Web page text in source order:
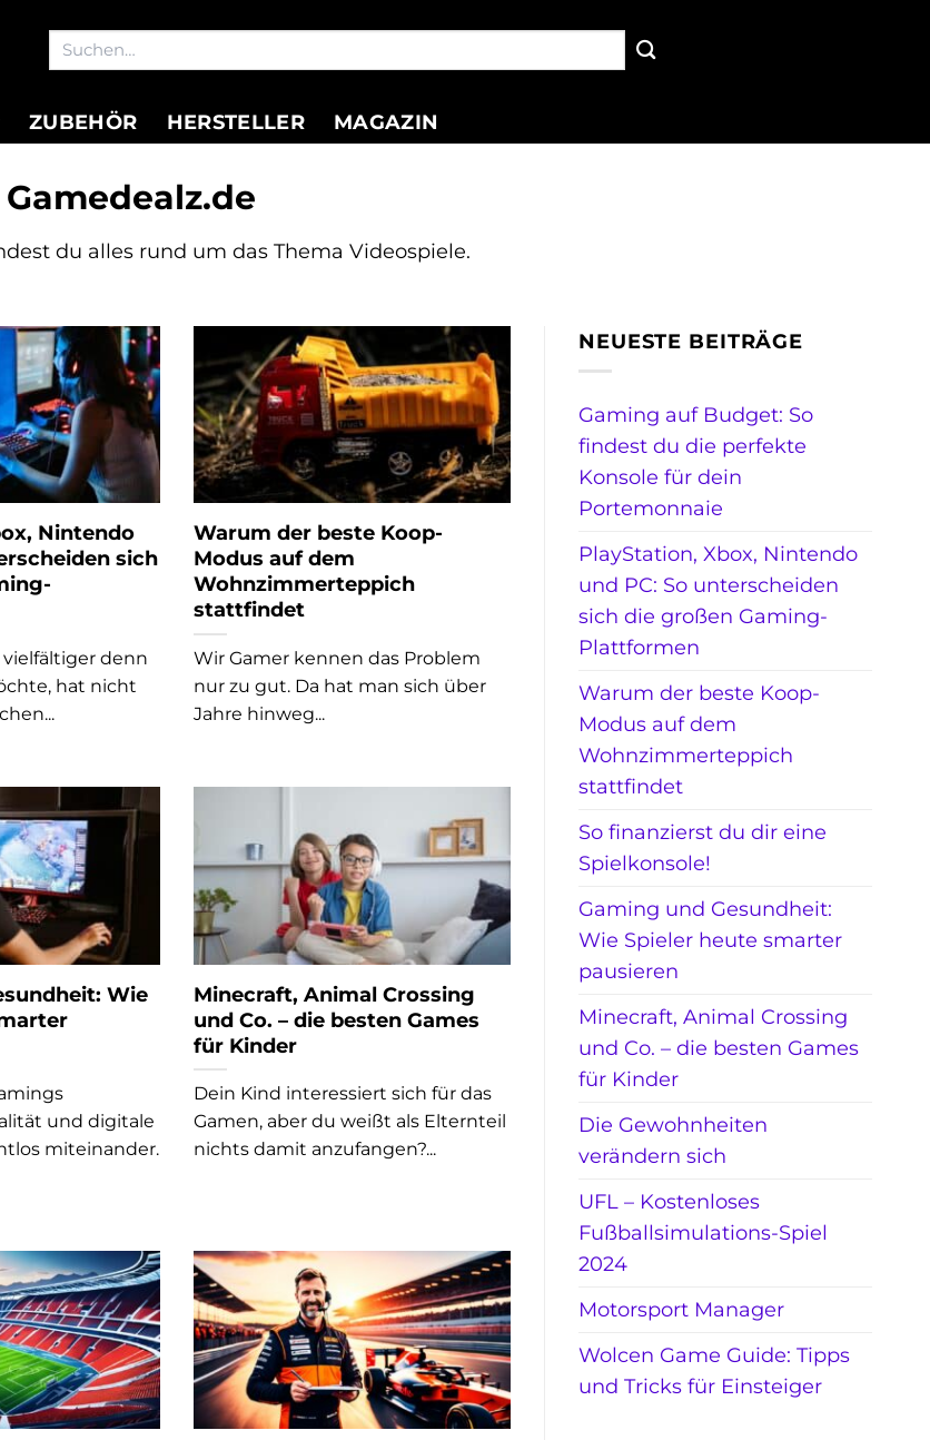
Suchen
ZUBEHÖR HERSTELLER MAGAZIN
du alles rund um das Thema Videospiele.
Nintendo
sich
denn
hat nicht
Warum der beste Koop-
Modus auf dem
Wohnzimmerteppich
stattfindet
Wir Gamer kennen das Problem
nur zu gut. Da hat man sich über
Jahre hinweg...
Wie
und digitale
miteinander.
Minecraft, Animal Crossing
und Co. – die besten Games
für Kinder
Dein Kind interessiert sich für das
Gamen, aber du weißt als Elternteil
nichts damit anzufangen?...
NEUESTE BEITRÄGE
Gaming auf Budget: So
findest du die perfekte
Konsole für dein
Portemonnaie
PlayStation, Xbox, Nintendo
und PC: So unterscheiden
sich die großen Gaming-
Plattformen
Warum der beste Koop-
Modus auf dem
Wohnzimmerteppich
stattfindet
So finanzierst du dir eine
Spielkonsole!
Gaming und Gesundheit:
Wie Spieler heute smarter
pausieren
Minecraft, Animal Crossing
und Co. – die besten Games
für Kinder
Die Gewohnheiten
verändern sich
UFL – Kostenloses
Fußballsimulations-Spiel
2024
Motorsport Manager
Wolcen Game Guide: Tipps
und Tricks für Einsteiger